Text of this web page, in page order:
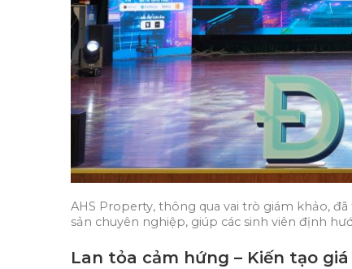
AHS Property, thông qua vai trò giám khảo,
sản chuyên nghiệp, giúp các sinh viên định
Lan tỏa cảm hứng – Kiến tạo